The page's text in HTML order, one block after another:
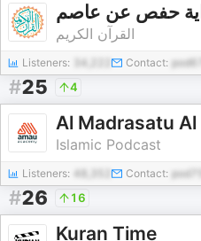
القرآن الكريم
Listeners: 34,222 Contact:
#25 4
Al Madrasatu
Islamic Podcast
Listeners: 48,352 Contact:
#26 16
Kuran Time